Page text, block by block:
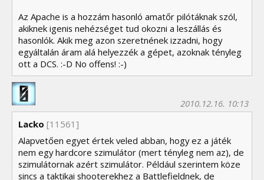
Az Apache is a hozzám hasonló amatőr pilótáknak szól,
akiknek igenis nehézséget tud okozni a leszállás és
hasonlók. Akik meg azon szeretnének izzadni, hogy
egyáltalán áram alá helyezzék a gépet, azoknak tényleg
ott a DCS. :-D No offens! :-)
Lacko
2010.12.16. 10:13
[11561]
Alapvetően egyet értek veled abban, hogy ez a játék
nem egy hardcore szimulátor (mert tényleg nem az), de
szimulátornak azért szimulátor. Például szerintem köze
sincs a taktikai shooterekhez a Battlefieldnek, de